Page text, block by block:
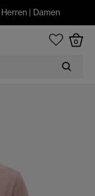
Herren | Damen
0